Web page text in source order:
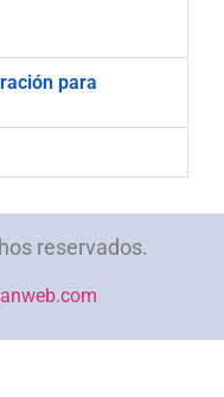
para
reservados.